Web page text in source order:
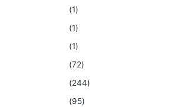
(1)
(1)
(1)
(72)
(244)
(95)